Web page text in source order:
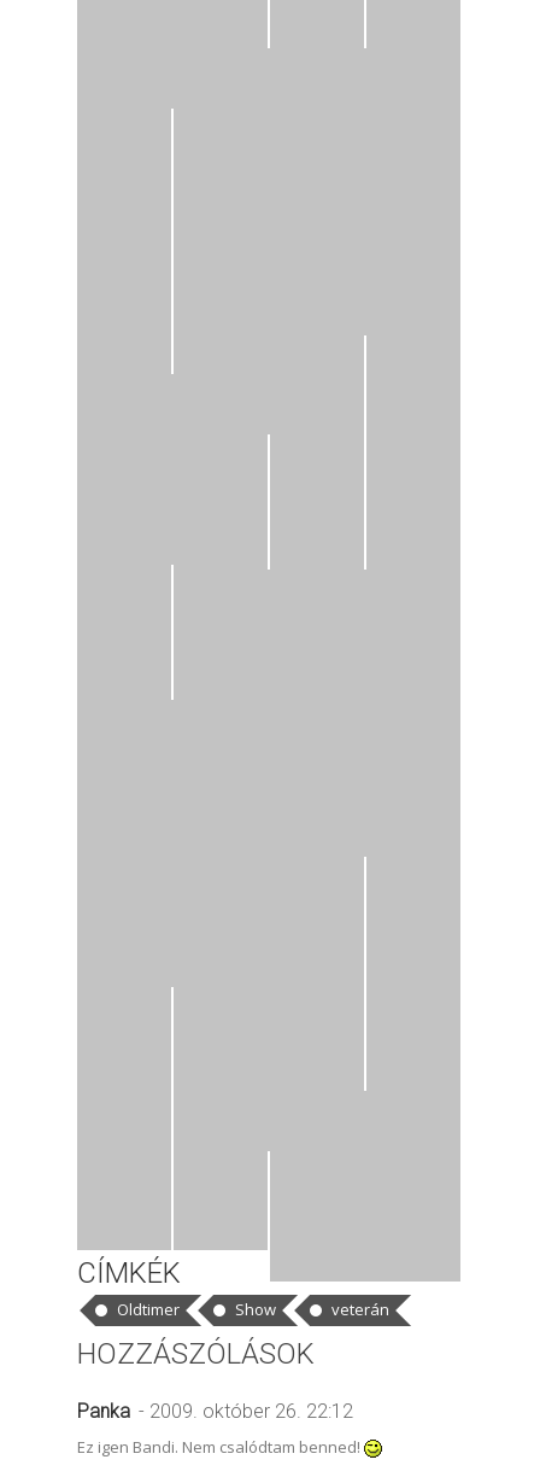
CÍMKÉK
Oldtimer Show veterán
HOZZÁSZÓLÁSOK
Panka - 2009. október 26. 22:12
Ez igen Bandi. Nem csalódtam benned!